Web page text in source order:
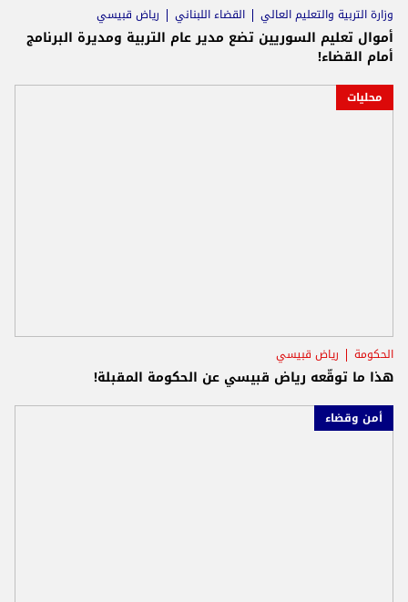
وزارة التربية والتعليم العالي القضاء اللبناني رياض قبيسي
أموال تعليم السوريين تضع مدير عام التربية ومديرة البرنامج
أمام القضاء!
محليات
الحكومة رياض قبيسي
هذا ما توقّعه رياض قبيسي عن الحكومة المقبلة!
أمن وقضاء